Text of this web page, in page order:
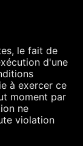
le fait de
d'une
à exercer ce
moment par
ne
violation